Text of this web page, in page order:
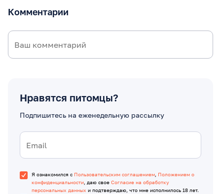
Комментарии
Нравятся питомцы?
Подпишитесь на еженедельную рассылку
Я ознакомился с Пользовательским соглашением, Положением о
конфиденциальности, даю свое Согласие на обработку
персональных данных и подтверждаю, что мне исполнилось 18 лет.